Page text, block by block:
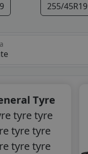
255/45R19
Tyre
tyre tyre
tyre tyre
tyre tyre